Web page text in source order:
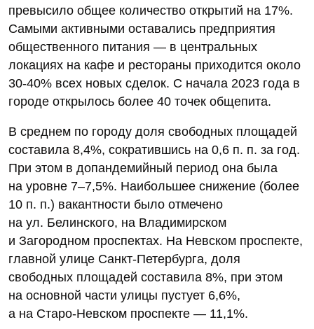
превысило общее количество открытий на 17%.
Самыми активными оставались предприятия
общественного питания — в центральных
локациях на кафе и рестораны приходится около
30-40% всех новых сделок. С начала 2023 года в
городе открылось более 40 точек общепита.
В среднем по городу доля свободных площадей
составила 8,4%, сократившись на 0,6 п. п. за год.
При этом в допандемийный период она была
на уровне 7–7,5%. Наибольшее снижение (более
10 п. п.) вакантности было отмечено
на ул. Белинского, на Владимирском
и Загородном проспектах. На Невском проспекте,
главной улице Санкт-Петербурга, доля
свободных площадей составила 8%, при этом
на основной части улицы пустует 6,6%,
а на Старо-Невском проспекте — 11,1%.